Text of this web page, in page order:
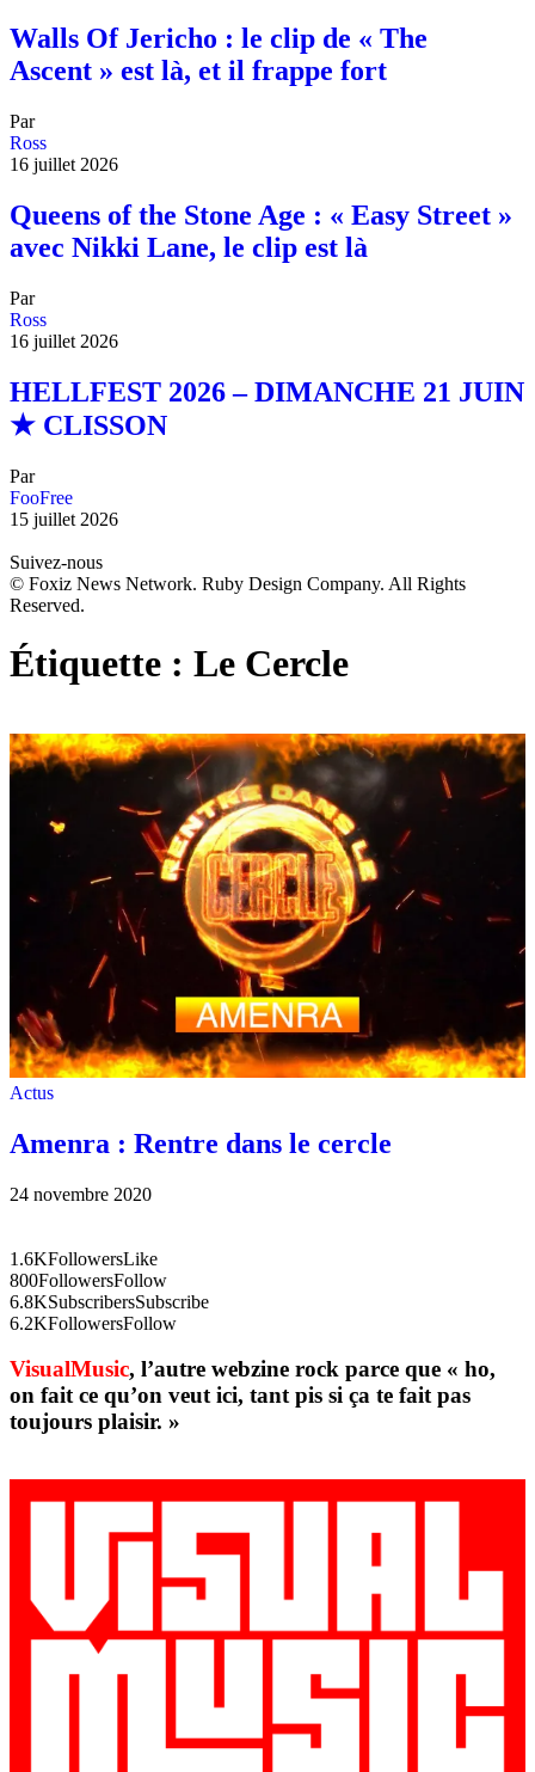
Walls Of Jericho : le clip de « The
Ascent » est là, et il frappe fort
Par
Ross
16 juillet 2026
Queens of the Stone Age : « Easy Street »
avec Nikki Lane, le clip est là
Par
Ross
16 juillet 2026
HELLFEST 2026 – DIMANCHE 21 JUIN
★ CLISSON
Par
FooFree
15 juillet 2026
Suivez-nous
© Foxiz News Network. Ruby Design Company. All Rights
Reserved.
Étiquette : Le Cercle
Actus
Amenra : Rentre dans le cercle
24 novembre 2020
1.6KFollowersLike
800FollowersFollow
6.8KSubscribersSubscribe
6.2KFollowersFollow
VisualMusic, l’autre webzine rock parce que « ho,
on fait ce qu’on veut ici, tant pis si ça te fait pas
toujours plaisir. »